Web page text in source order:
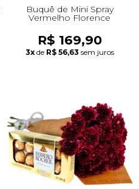
Buquê de Mini Spray
Vermelho Florence
R$ 169,90
3x de R$ 56,63 sem juros